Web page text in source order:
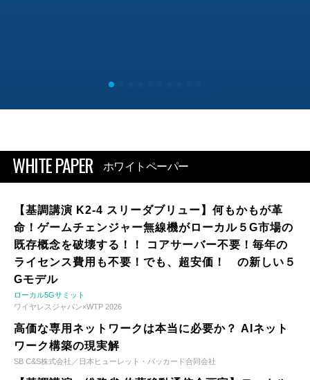
WHITE PAPER ホワイトペーパー
【基調講演 K2-4 スリーダブリュー】何もかもが革
命！ゲームチェンジャー無線機がローカル５G市場の
既存概念を破壊する！！ コアサーバー不要！毎年の
ライセンス費用も不要！でも、超安価！ の新しい５
Gモデル
ローカル5Gサミット
ワイヤレスジャパン×WTP 2026
高価な専用ネットワークは本当に必要か？ AIネット
ワーク構築の現実解
SB C&S株式会社／日本ヒューレット・パッカード合同会社